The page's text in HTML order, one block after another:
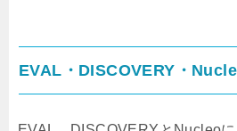
EVAL・DISCOVERY・